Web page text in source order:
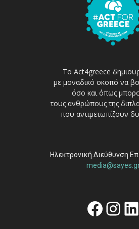
Το Act4greece
με μοναδικό σκοπό να
όσο και όπως
τους ανθρώπους της
που αντιμετωπίζουν
Ηλεκτρονική Διεύθυνση